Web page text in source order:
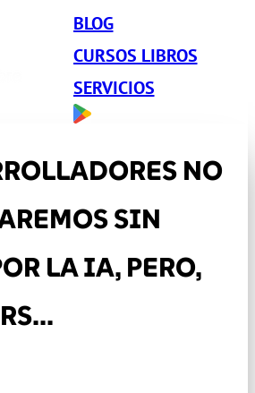
BLOG
CURSOS LIBROS
SERVICIOS
NO
SIN
LA IA, PERO,